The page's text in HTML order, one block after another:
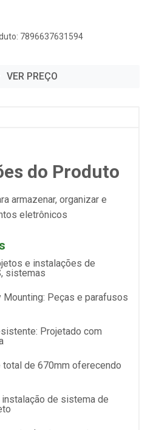
7896637631594
VER PREÇO
do Produto
armazenar, organizar e
eletrônicos
e instalações de
sistemas
Mounting: Peças e parafusos
Projetado com
total de 670mm oferecendo
instalação de sistema de